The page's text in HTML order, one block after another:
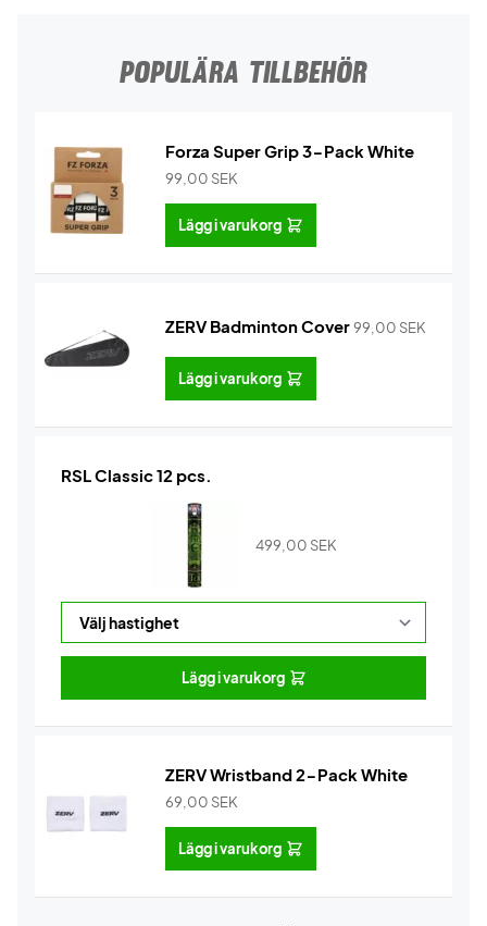
POPULÄRA TILLBEHÖR
Forza Super Grip 3-Pack White
99,00 SEK
Lägg i varukorg
ZERV Badminton Cover99,00 SEK
Lägg i varukorg
RSL Classic 12 pcs.
499,00 SEK
Lägg i varukorg
ZERV Wristband 2-Pack White
69,00 SEK
Lägg i varukorg